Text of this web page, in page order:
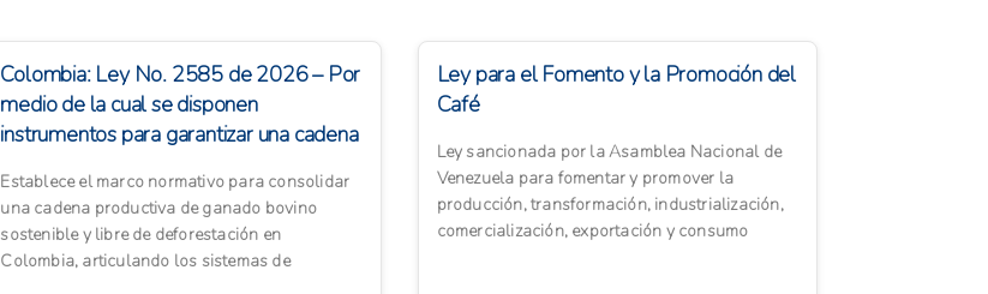
Colombia: Ley No. 2585 de 2026 – Por
medio de la cual se disponen
instrumentos para garantizar una cadena
Establece el marco normativo para consolidar
una cadena productiva de ganado bovino
sostenible y libre de deforestación en
Colombia, articulando los sistemas de
Ley para el Fomento y la Promoción del
Café
Ley sancionada por la Asamblea Nacional de
Venezuela para fomentar y promover la
producción, transformación, industrialización,
comercialización, exportación y consumo